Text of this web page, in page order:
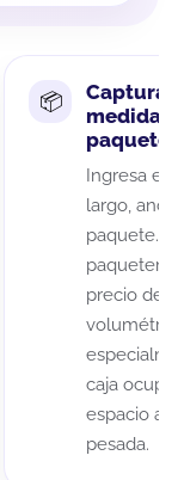
Captura
medidas
paquete
Ingresa el
largo,
paquete.
precio de
caja
espacio
pesada.